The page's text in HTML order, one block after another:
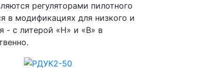
регуляторами пилотного
в модификациях для низкого и
- с литерой «Н» и «В» в